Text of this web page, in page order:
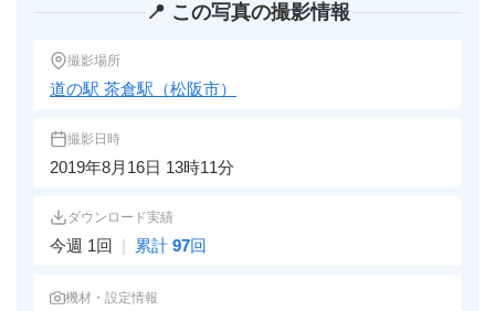
📍 この写真の撮影情報
撮影場所
道の駅 茶倉駅（松阪市）
撮影日時
2019年8月16日 13時11分
ダウンロード実績
今週 1回 | 累計 97回
機材・設定情報